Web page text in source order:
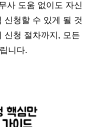
사 도움 없이도 자신
신청할 수 있게 될 것
신청 절차까지, 모든
니다.